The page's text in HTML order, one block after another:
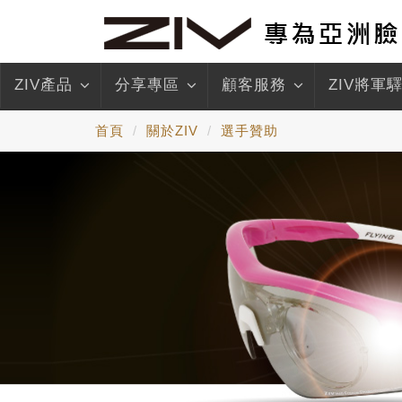
ZIV產品 分享專區 顧客服務 ZIV將軍
首頁 關於ZIV 選手贊助